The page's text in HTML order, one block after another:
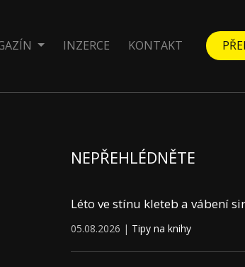
INZERCE KONTAKT
NEPŘEHLÉDNĚTE
Léto ve stínu kleteb a vábení
05.08.2026 | Tipy na knihy